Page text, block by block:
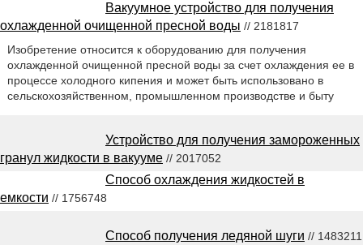
Вакуумное устройство для получения
охлажденной очищенной пресной воды // 2181817
Изобретение относится к оборудованию для получения
охлажденной очищенной пресной воды за счет охлаждения ее в
процессе холодного кипения и может быть использовано в
сельскохозяйственном, промышленном производстве и быту
Устройство для получения замороженных
гранул жидкости в вакууме // 2017052
Способ охлаждения жидкостей в
емкости // 1756748
Способ получения ледяной шуги // 1483211